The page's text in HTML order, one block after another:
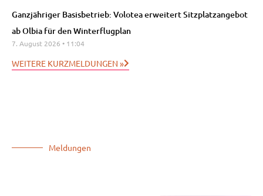
Ganzjähriger Basisbetrieb: Volotea erweitert Sitzplatzangebot
ab Olbia für den Winterflugplan
7. August 2026 11:04
WEITERE KURZMELDUNGEN »
Meldungen